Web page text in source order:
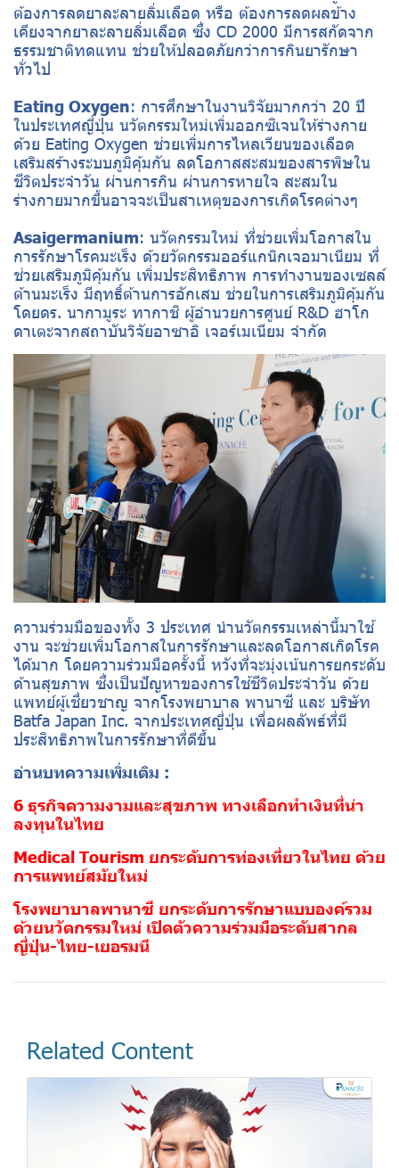
ต้องการลดยาละลายลิ่มเลือด หรือ ต้องการลดผลข้าง
เคียงจากยาละลายลิ่มเลือด ซึ่ง CD 2000 มีการสกัดจาก
ธรรมชาติทดแทน ช่วยให้ปลอดภัยกว่าการกินยารักษา
ทั่วไป
Eating Oxygen: การศึกษาในงานวิจัยมากกว่า 20 ปี
ในประเทศญี่ปุ่น นวัตกรรมใหม่เพิ่มออกซิเจนให้ร่างกาย
ด้วย Eating Oxygen ช่วยเพิ่มการไหลเวียนของเลือด
เสริมสร้างระบบภูมิคุ้มกัน ลดโอกาสสะสมของสารพิษใน
ชีวิตประจำวัน ผ่านการกิน ผ่านการหายใจ สะสมใน
ร่างกายมากขึ้นอาจจะเป็นสาเหตุของการเกิดโรคต่างๆ
Asaigermanium: นวัตกรรมใหม่ ที่ช่วยเพิ่มโอกาสใน
การรักษาโรคมะเร็ง ด้วยวัตกรรมออร์แกนิกเจอมาเนียม ที่
ช่วยเสริมภูมิคุ้มกัน เพิ่มประสิทธิภาพ การทำงานของเซลล์
ต้านมะเร็ง มีฤทธิ์ต้านการอักเสบ ช่วยในการเสริมภูมิคุ้มกัน
โดยดร. นากามูระ ทากาชิ ผู้อำนวยการศูนย์ R&D ฮาโก
ดาเตะจากสถาบันวิจัยอาซาอิ เจอร์เมเนียม จำกัด
ความร่วมมือของทั้ง 3 ประเทศ นำนวัตกรรมเหล่านี้มาใช้
งาน จะช่วยเพิ่มโอกาสในการรักษาและลดโอกาสเกิดโรค
ได้มาก โดยความร่วมมือครั้งนี้ หวังที่จะมุ่งเน้นการยกระดับ
ด้านสุขภาพ ซึ่งเป็นปัญหาของการใช้ชีวิตประจำวัน ด้วย
แพทย์ผู้เชี่ยวชาญ จากโรงพยาบาล พานาซี และ บริษัท
Batfa Japan Inc. จากประเทศญี่ปุ่น เพื่อผลลัพธ์ที่มี
ประสิทธิภาพในการรักษาที่ดีขึ้น
อ่านบทความเพิ่มเติม :
6 ธุรกิจความงามและสุขภาพ ทางเลือกทำเงินที่น่า
ลงทุนในไทย
Medical Tourism ยกระดับการท่องเที่ยวในไทย ด้วย
การแพทย์สมัยใหม่
โรงพยาบาลพานาซี ยกระดับการรักษาแบบองค์รวม
ด้วยนวัตกรรมใหม่ เปิดตัวความร่วมมือระดับสากล
ญี่ปุ่น-ไทย-เยอรมนี
Related Content